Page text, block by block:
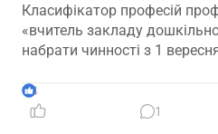
Класифікатор професій
«вчитель закладу
набрати чинності з 1
4
1